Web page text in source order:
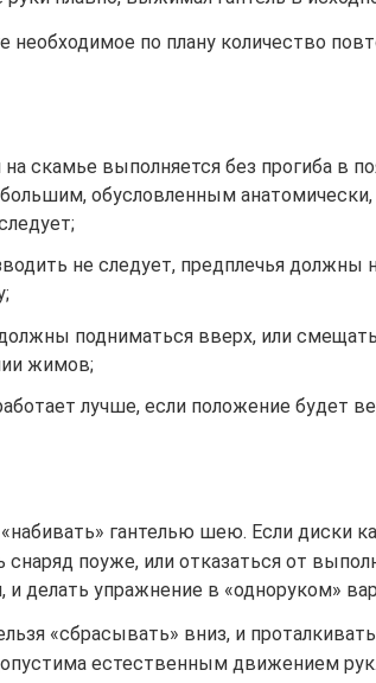
необходимое по плану количество
скамье выполняется без прогиба в
обусловленным
не следует, предплечья должны
подниматься вверх, или
жимов;
лучше, если положение будет
гантелью шею. Если диски
снаряд поуже, или отказаться от
и делать упражнение в «одноруком»
«сбрасывать» вниз, и
естественным движением